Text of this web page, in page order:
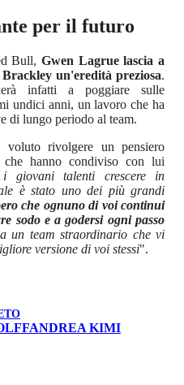
per il futuro
Bull, Gwen Lagrue lascia a
un'eredità preziosa.
infatti a poggiare sulle
undici anni, un lavoro che ha
di lungo periodo al team.
rivolgere un pensiero
hanno condiviso con lui
i giovani talenti crescere in
è stato uno dei più grandi
che ognuno di voi continui
sodo e a godersi ogni passo
un team straordinario che vi
versione di voi stessi".
ANDREA KIMI